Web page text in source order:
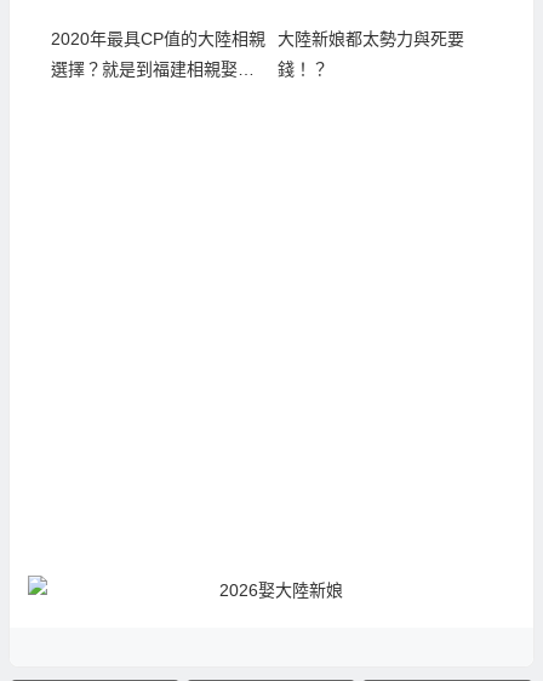
2020年最具CP值的大陸相親
選擇？就是到福建相親娶福
大陸新娘都太勢力與死要
錢！？